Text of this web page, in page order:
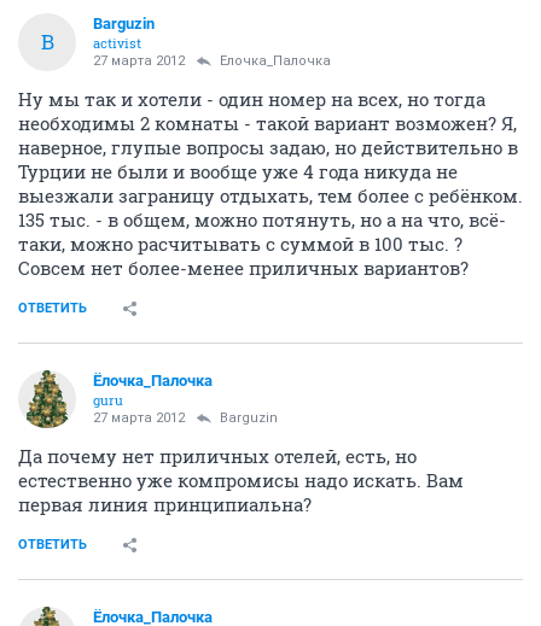
B
Barguzin
activist
27 марта 2012 Ёлочка_Палочка
Ну мы так и хотели - один номер на всех, но тогда
необходимы 2 комнаты - такой вариант возможен? Я,
наверное, глупые вопросы задаю, но действительно в
Турции не были и вообще уже 4 года никуда не
выезжали заграницу отдыхать, тем более с ребёнком.
135 тыс. - в общем, можно потянуть, но а на что, всё-
таки, можно расчитывать с суммой в 100 тыс. ?
Совсем нет более-менее приличных вариантов?
ОТВЕТИТЬ
Ёлочка_Палочка
guru
27 марта 2012 Barguzin
Да почему нет приличных отелей, есть, но
естественно уже компромисы надо искать. Вам
первая линия принципиальна?
ОТВЕТИТЬ
Ёлочка_Палочка